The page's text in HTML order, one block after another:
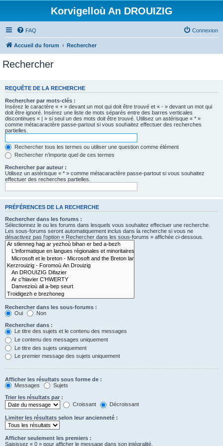
Korvigelloù An DROUIZIG
FAQ Connexion
Accueil du forum Rechercher
Rechercher
REQUÊTE DE LA RECHERCHE
Rechercher par mots-clés :
Insérez le caractère « + » devant un mot qui doit être trouvé et « - » devant un mot qui
doit être ignoré. Insérez une liste de mots séparés entre des barres verticales
discontinues « | » si seul un des mots doit être trouvé. Utilisez un astérisque « * »
comme métacaractère passe-partout si vous souhaitez effectuer des recherches
partielles.
Rechercher tous les termes ou utiliser une question comme élément
Rechercher n’importe quel de ces termes
Rechercher par auteur :
Utilisez un astérisque « * » comme métacaractère passe-partout si vous souhaitez
effectuer des recherches partielles.
PRÉFÉRENCES DE LA RECHERCHE
Rechercher dans les forums :
Sélectionnez le ou les forums dans lesquels vous souhaitez effectuer une recherche.
Les sous-forums seront automatiquement inclus dans la recherche si vous ne
désactivez pas l’option « Rechercher dans les sous-forums » affichée ci-dessous.
Rechercher dans les sous-forums :
Oui
Non
Rechercher dans :
Le titre des sujets et le contenu des messages
Le contenu des messages uniquement
Le titre des sujets uniquement
Le premier message des sujets uniquement
Afficher les résultats sous forme de :
Messages
Sujets
Trier les résultats par :
Croissant
Décroissant
Limiter les résultats selon leur ancienneté :
Afficher seulement les premiers :
Saisissez « 0 » pour afficher le message dans son intégralité.